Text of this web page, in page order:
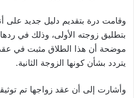
وقامت درة بتقديم دليل جديد على
بتطليق زوجته الأولى، وذلك في ردها
موضحة أن هذا الطلاق مثبت في
يتردد بشأن كونها الزوجة الثانية.
وأشارت إلى أن عقد زواجها تم